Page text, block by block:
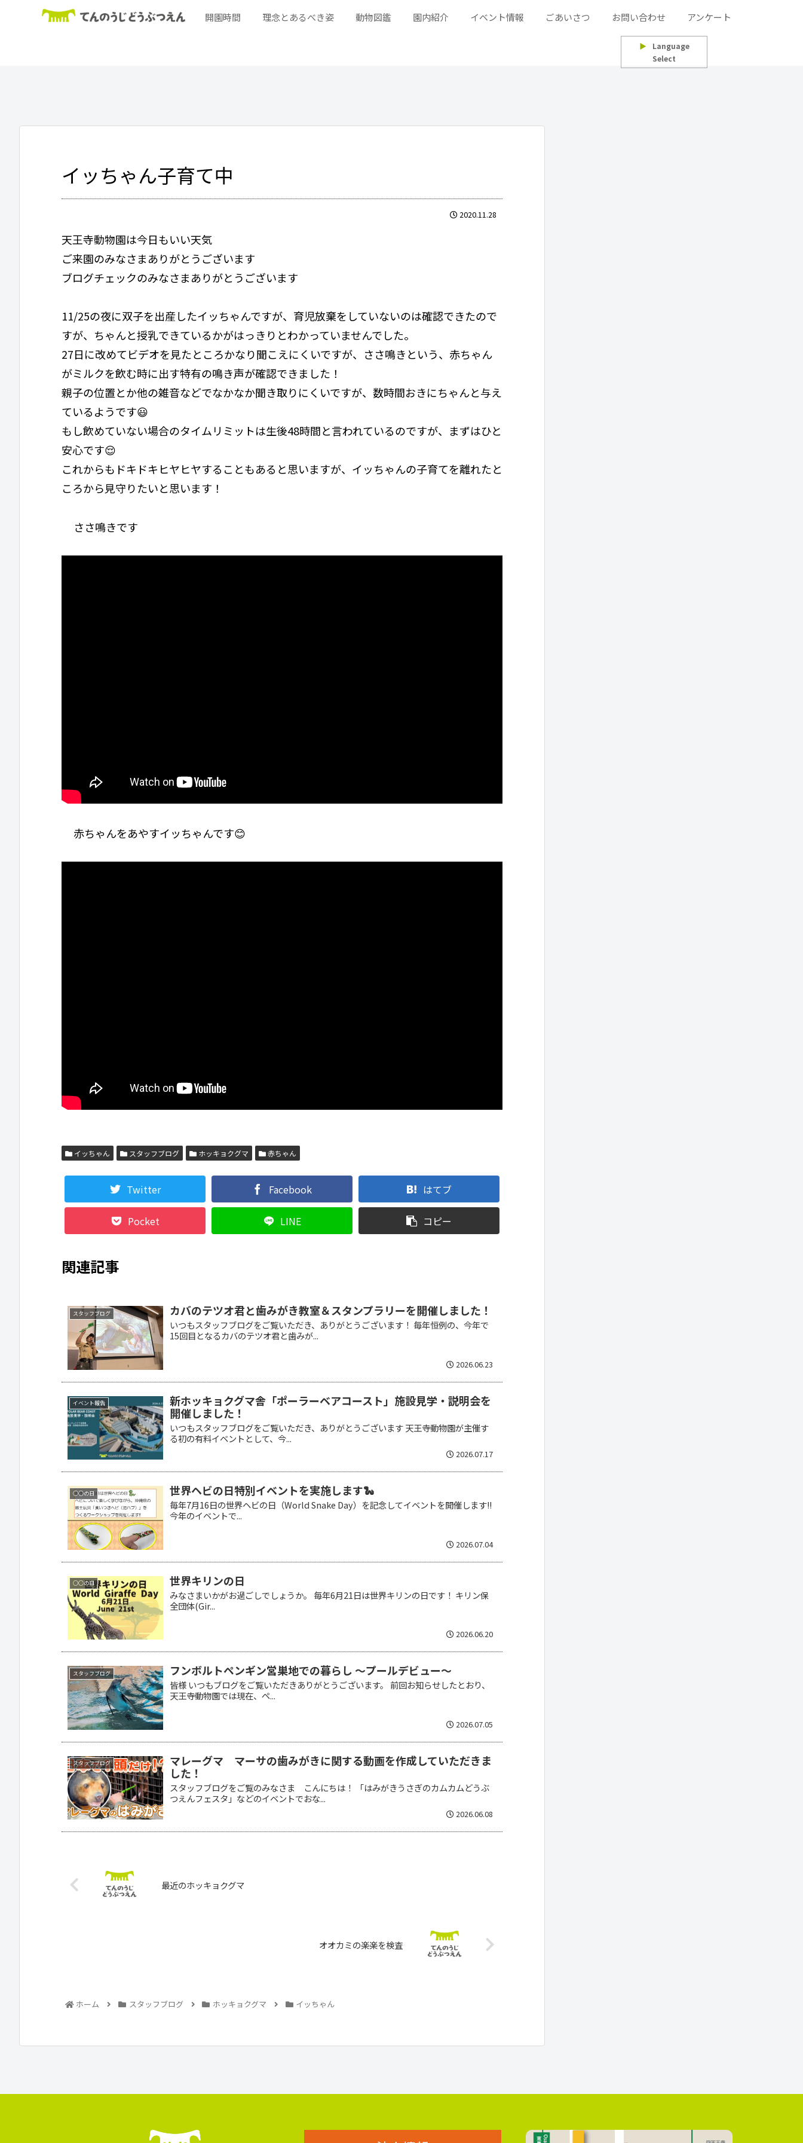
開園時間 理念とあるべき姿 動物図鑑 園内紹介 イベント情報 ごあいさつ お問い合わせ アンケート
▶
Language
Select
イッちゃん子育て中
2020.11.28
天王寺動物園は今日もいい天気
ご来園のみなさまありがとうございます
ブログチェックのみなさまありがとうございます
11/25の夜に双子を出産したイッちゃんですが、育児放棄をしていないのは確認できたので
すが、ちゃんと授乳できているかがはっきりとわかっていませんでした。
27日に改めてビデオを見たところかなり聞こえにくいですが、ささ鳴きという、赤ちゃん
がミルクを飲む時に出す特有の鳴き声が確認できました！
親子の位置とか他の雑音などでなかなか聞き取りにくいですが、数時間おきにちゃんと与え
ているようです😃
もし飲めていない場合のタイムリミットは生後48時間と言われているのですが、まずはひと
安心です😌
これからもドキドキヒヤヒヤすることもあると思いますが、イッちゃんの子育てを離れたと
ころから見守りたいと思います！
ささ鳴きです
赤ちゃんをあやすイッちゃんです😊
イッちゃん スタッフブログ ホッキョクグマ 赤ちゃん
Twitter Facebook はてブ
Pocket LINE コピー
関連記事
スタッフブログ カバのテツオ君と歯みがき教室＆スタンプラリーを開催しました！
いつもスタッフブログをご覧いただき、ありがとうございます！ 毎年恒例の、今年で
15回目となるカバのテツオ君と歯みが...
2026.06.23
イベント報告
新ホッキョクグマ舎「ポーラーベアコースト」施設見学・説明会を
開催しました！
いつもスタッフブログをご覧いただき、ありがとうございます 天王寺動物園が主催す
る初の有料イベントとして、今...
2026.07.17
○○の日 世界ヘビの日特別イベントを実施します🐍
毎年7月16日の世界ヘビの日（World Snake Day）を記念してイベントを開催します!!
今年のイベントで...
2026.07.04
○○の日 世界キリンの日
みなさまいかがお過ごしでしょうか。 毎年6月21日は世界キリンの日です！ キリン保
全団体(Gir...
2026.06.20
スタッフブログ フンボルトペンギン営巣地での暮らし ～プールデビュー～
皆様 いつもブログをご覧いただきありがとうございます。 前回お知らせしたとおり、
天王寺動物園では現在、ペ...
2026.07.05
スタッフブログ
マレーグマ マーサの歯みがきに関する動画を作成していただきま
した！
スタッフブログをご覧のみなさま こんにちは！ 「はみがきうさぎのカムカムどうぶ
つえんフェスタ」などのイベントでおな...
2026.06.08
最近のホッキョクグマ
オオカミの楽楽を検査
ホーム スタッフブログ ホッキョクグマ イッちゃん